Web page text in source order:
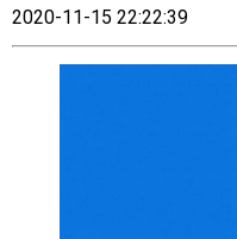
2020-11-15 22:22:39